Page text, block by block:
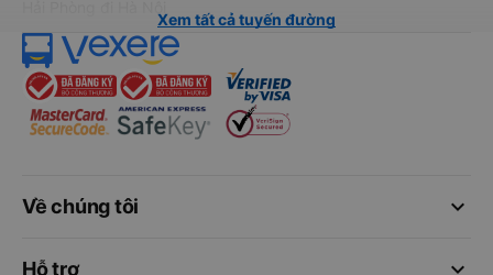
Xem tất cả tuyến đường
keyboard_arrow_down
Về chúng tôi
keyboard_arrow_down
Hỗ trợ